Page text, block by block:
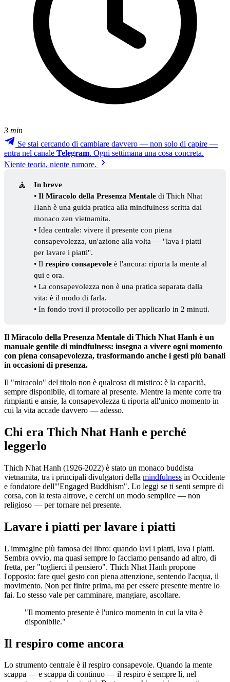
3 min
Se stai cercando di cambiare davvero — non solo di capire —
entra nel canale Telegram. Ogni settimana una cosa concreta.
Niente teoria, niente rumore.
🧘
In breve
•Il Miracolo della Presenza Mentale di Thich Nhat
Hanh è una guida pratica alla mindfulness scritta dal
monaco zen vietnamita.
• Idea centrale: vivere il presente con piena
consapevolezza, un'azione alla volta — "lava i piatti
per lavare i piatti".
• Ilrespiro consapevole è l'ancora: riporta la mente al
qui e ora.
• La consapevolezza non è una pratica separata dalla
vita: è il modo di farla.
• In fondo trovi il protocollo per applicarlo in 2 minuti.
Il Miracolo della Presenza Mentale di Thich Nhat Hanh è un
manuale gentile di mindfulness: insegna a vivere ogni momento
con piena consapevolezza, trasformando anche i gesti più banali
in occasioni di presenza.
Il "miracolo" del titolo non è qualcosa di mistico: è la capacità,
sempre disponibile, di tornare al presente. Mentre la mente corre tra
rimpianti e ansie, la consapevolezza ti riporta all'unico momento in
cui la vita accade davvero — adesso.
Chi era Thich Nhat Hanh e perché
leggerlo
Thich Nhat Hanh (1926-2022) è stato un monaco buddista
vietnamita, tra i principali divulgatori della mindfulness in Occidente
e fondatore dell'"Engaged Buddhism". Lo leggi se ti senti sempre di
corsa, con la testa altrove, e cerchi un modo semplice — non
religioso — per tornare nel presente.
Lavare i piatti per lavare i piatti
L'immagine più famosa del libro: quando lavi i piatti, lava i piatti.
Sembra ovvio, ma quasi sempre lo facciamo pensando ad altro, di
fretta, per "toglierci il pensiero". Thich Nhat Hanh propone
l'opposto: fare quel gesto con piena attenzione, sentendo l'acqua, il
movimento. Non per finire prima, ma per essere presente mentre lo
fai. Lo stesso vale per camminare, mangiare, ascoltare.
"Il momento presente è l'unico momento in cui la vita è
disponibile."
Il respiro come ancora
Lo strumento centrale è il respiro consapevole. Quando la mente
scappa — e scappa di continuo — il respiro è sempre lì, nel